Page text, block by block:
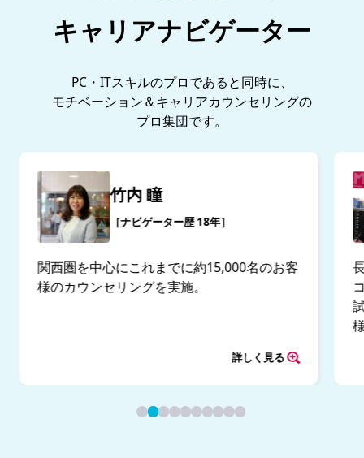
キャリアナビゲーター
PC・ITスキルのプロであると同時に、
モチベーション＆キャリアカウンセリングの
プロ集団です。
竹内 瞳
［ナビゲーター歴 18年］
関西圏を中心にこれまでに約15,000名のお客
様のカウンセリングを実施。
詳しく見る